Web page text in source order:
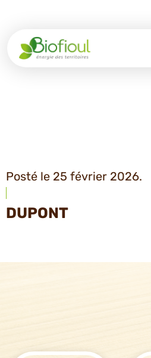
Posté le 25 février 2026.
DUPONT